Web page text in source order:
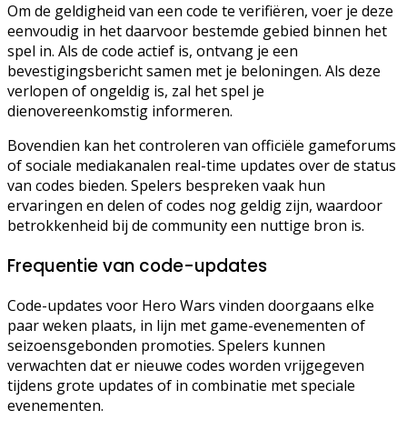
Om de geldigheid van een code te verifiëren, voer je deze
eenvoudig in het daarvoor bestemde gebied binnen het
spel in. Als de code actief is, ontvang je een
bevestigingsbericht samen met je beloningen. Als deze
verlopen of ongeldig is, zal het spel je
dienovereenkomstig informeren.
Bovendien kan het controleren van officiële gameforums
of sociale mediakanalen real-time updates over de status
van codes bieden. Spelers bespreken vaak hun
ervaringen en delen of codes nog geldig zijn, waardoor
betrokkenheid bij de community een nuttige bron is.
Frequentie van code-updates
Code-updates voor Hero Wars vinden doorgaans elke
paar weken plaats, in lijn met game-evenementen of
seizoensgebonden promoties. Spelers kunnen
verwachten dat er nieuwe codes worden vrijgegeven
tijdens grote updates of in combinatie met speciale
evenementen.